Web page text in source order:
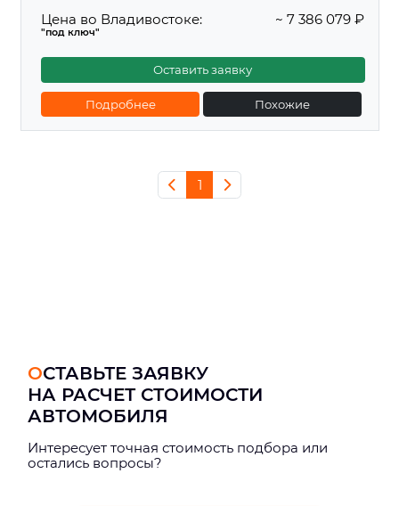
Цена во Владивостоке:
"под ключ"
~ 7 386 079 ₽
Оставить заявку
Подробнее Похожие
1
ОСТАВЬТЕ ЗАЯВКУ
НА РАСЧЕТ СТОИМОСТИ
АВТОМОБИЛЯ
Интерeсует точная стоимость подбора или
остались вопросы?